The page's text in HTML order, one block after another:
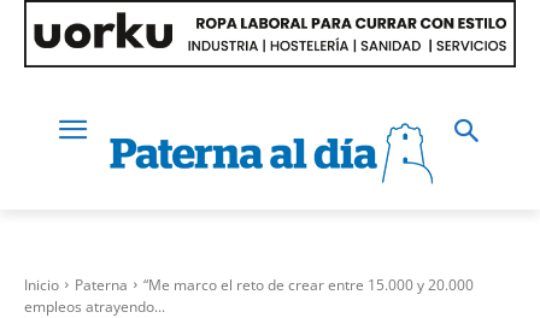
Inicio Paterna
“Me marco el reto de crear entre 15.000 y 20.000
empleos atrayendo...